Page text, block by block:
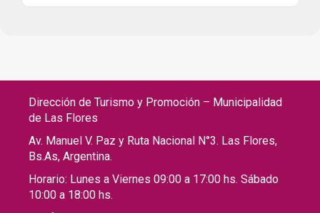
Dirección de Turismo y Promoción – Municipalidad
de Las Flores
Av. Manuel V. Paz y Ruta Nacional N°3. Las Flores,
Bs.As, Argentina.
Horario: Lunes a Viernes 09:00 a 17:00 hs. Sábado
10:00 a 18:00 hs.